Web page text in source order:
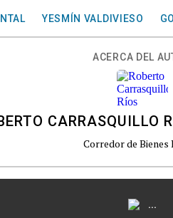
YESMÍN VALDIVIESO
ACERCA DEL
CARRASQUILLO
Corredor de Bienes
...